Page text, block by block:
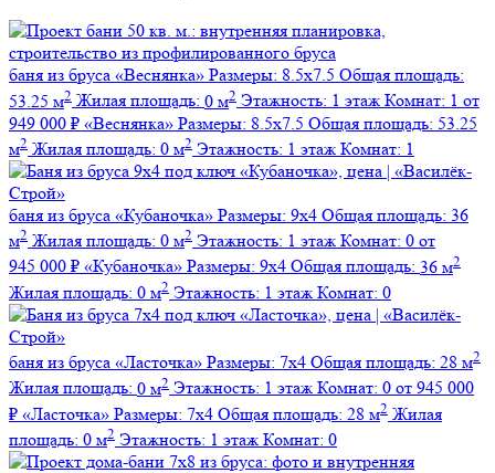
баня из бруса «Веснянка» Размеры: 8.5х7.5 Общая площадь:
53.25 м2 Жилая площадь: 0 м2 Этажность: 1 этаж Комнат: 1 от
949 000 ₽ «Веснянка» Размеры: 8.5х7.5 Общая площадь: 53.25
м2 Жилая площадь: 0 м2 Этажность: 1 этаж Комнат: 1
баня из бруса «Кубаночка» Размеры: 9х4 Общая площадь: 36
м2 Жилая площадь: 0 м2 Этажность: 1 этаж Комнат: 0 от
945 000 ₽ «Кубаночка» Размеры: 9х4 Общая площадь: 36 м2
Жилая площадь: 0 м2 Этажность: 1 этаж Комнат: 0
баня из бруса «Ласточка» Размеры: 7х4 Общая площадь: 28 м2
Жилая площадь: 0 м2 Этажность: 1 этаж Комнат: 0 от 945 000
₽ «Ласточка» Размеры: 7х4 Общая площадь: 28 м2 Жилая
площадь: 0 м2 Этажность: 1 этаж Комнат: 0